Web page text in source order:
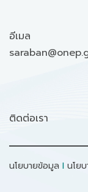
อีเมล
ติดต่อเรา
นโยบายข้อมูล I นโย